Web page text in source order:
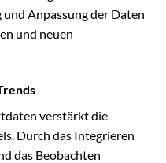
Anpassung der Daten
und neuen
verstärkt die
Durch das Integrieren
das Beobachten